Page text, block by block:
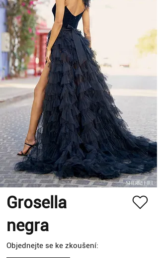
Grosella
negra
Objednejte se ke zkoušení: